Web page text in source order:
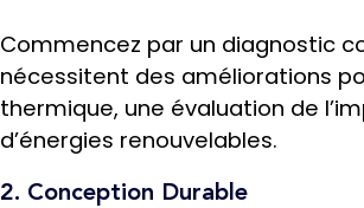
Commencez par un diagnostic
nécessitent des améliorations
thermique, une évaluation de
d’énergies renouvelables.
2. Conception Durable